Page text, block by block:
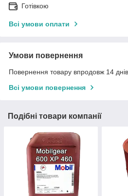
Готівкою
Всі умови оплати
Умови повернення
Повернення товару впродовж 14
Всі умови повернення
Подібні товари компанії